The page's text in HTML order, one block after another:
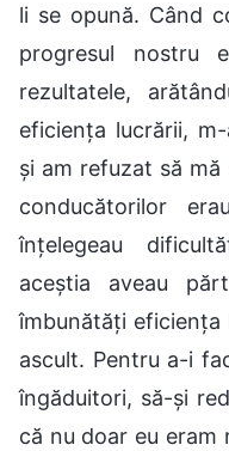
li se opună. Când
progresul nostru
rezultatele,
eficiența lucrării,
și am refuzat să mă
conducătorilor
înțelegeau
aceștia aveau
îmbunătăți eficiența
ascult. Pentru a-i
îngăduitori, să-și
că nu doar eu eram